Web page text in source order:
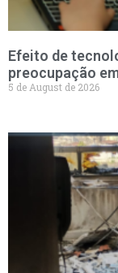
Efeito de
preocupação
5 de August de 2026